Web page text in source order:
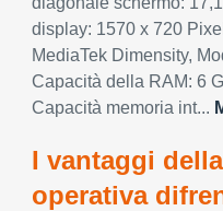
display: 1570 x 720
MediaTek Dimensity,
Capacità della RAM: 6
Capacità memoria int...
I vantaggi
operativa